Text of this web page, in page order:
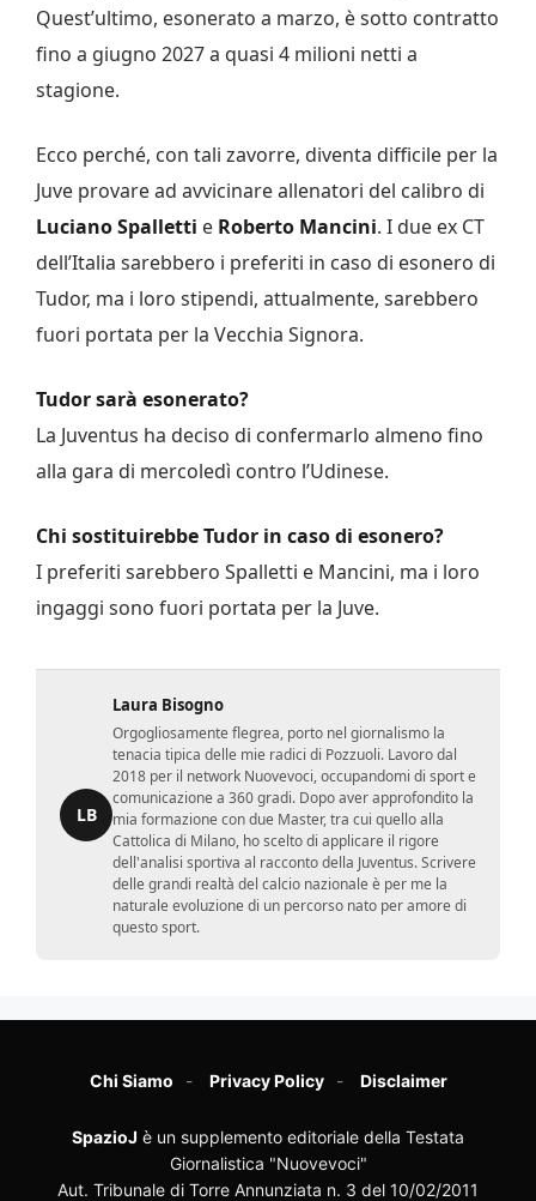
Quest’ultimo, esonerato a marzo, è sotto contratto
fino a giugno 2027 a quasi 4 milioni netti a
stagione.
Ecco perché, con tali zavorre, diventa difficile per la
Juve provare ad avvicinare allenatori del calibro di
Luciano Spalletti e Roberto Mancini. I due ex CT
dell’Italia sarebbero i preferiti in caso di esonero di
Tudor, ma i loro stipendi, attualmente, sarebbero
fuori portata per la Vecchia Signora.
Tudor sarà esonerato?
La Juventus ha deciso di confermarlo almeno fino
alla gara di mercoledì contro l’Udinese.
Chi sostituirebbe Tudor in caso di esonero?
I preferiti sarebbero Spalletti e Mancini, ma i loro
ingaggi sono fuori portata per la Juve.
LB
Laura Bisogno
Orgogliosamente flegrea, porto nel giornalismo la
tenacia tipica delle mie radici di Pozzuoli. Lavoro dal
2018 per il network Nuovevoci, occupandomi di sport e
comunicazione a 360 gradi. Dopo aver approfondito la
mia formazione con due Master, tra cui quello alla
Cattolica di Milano, ho scelto di applicare il rigore
dell'analisi sportiva al racconto della Juventus. Scrivere
delle grandi realtà del calcio nazionale è per me la
naturale evoluzione di un percorso nato per amore di
questo sport.
Chi Siamo Privacy Policy Disclaimer
SpazioJ è un supplemento editoriale della Testata
Giornalistica "Nuovevoci"
Aut. Tribunale di Torre Annunziata n. 3 del 10/02/2011